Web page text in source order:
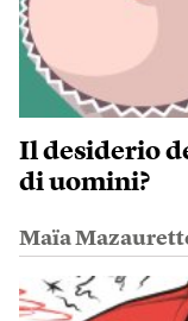
Il desiderio
di uomini?
Maïa